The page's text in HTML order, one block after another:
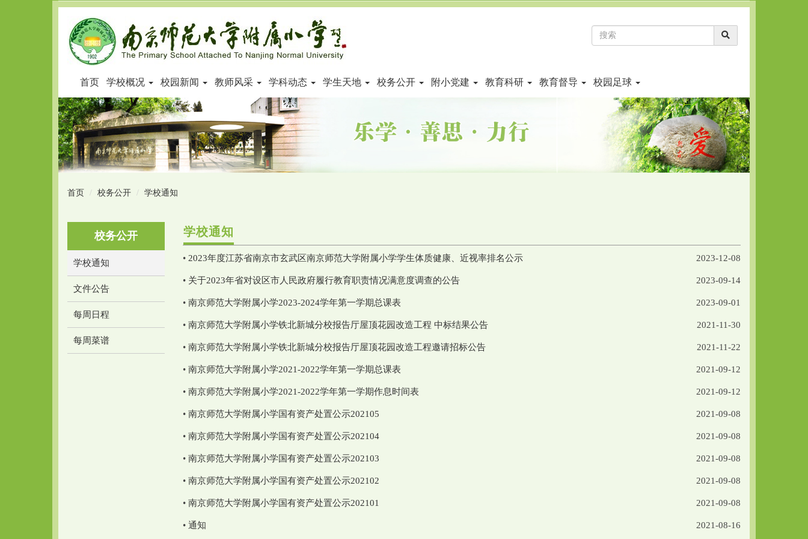
首页 学校概况 校园新闻 教师风采 学科动态 学生天地 校务公开 附小党建 教育科研 教育督导 校园足球
首页 校务公开 学校通知
校务公开
学校通知
文件公告
每周日程
每周菜谱
学校通知
• 2023年度江苏省南京市玄武区南京师范大学附属小学学生体质健康、近视率排名公示 2023-12-08
• 关于2023年省对设区市人民政府履行教育职责情况满意度调查的公告 2023-09-14
• 南京师范大学附属小学2023-2024学年第一学期总课表 2023-09-01
• 南京师范大学附属小学铁北新城分校报告厅屋顶花园改造工程 中标结果公告 2021-11-30
• 南京师范大学附属小学铁北新城分校报告厅屋顶花园改造工程邀请招标公告 2021-11-22
• 南京师范大学附属小学2021-2022学年第一学期总课表 2021-09-12
• 南京师范大学附属小学2021-2022学年第一学期作息时间表 2021-09-12
• 南京师范大学附属小学国有资产处置公示202105 2021-09-08
• 南京师范大学附属小学国有资产处置公示202104 2021-09-08
• 南京师范大学附属小学国有资产处置公示202103 2021-09-08
• 南京师范大学附属小学国有资产处置公示202102 2021-09-08
• 南京师范大学附属小学国有资产处置公示202101 2021-09-08
• 通知 2021-08-16